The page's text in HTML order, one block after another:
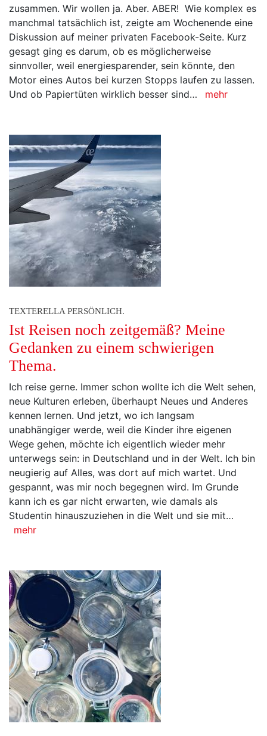
zusammen. Wir wollen ja. Aber. ABER! Wie komplex es
manchmal tatsächlich ist, zeigte am Wochenende eine
Diskussion auf meiner privaten Facebook-Seite. Kurz
gesagt ging es darum, ob es möglicherweise
sinnvoller, weil energiesparender, sein könnte, den
Motor eines Autos bei kurzen Stopps laufen zu lassen.
Und ob Papiertüten wirklich besser sind…
mehr
TEXTERELLA PERSÖNLICH.
Ist Reisen noch zeitgemäß? Meine
Gedanken zu einem schwierigen
Thema.
Ich reise gerne. Immer schon wollte ich die Welt sehen,
neue Kulturen erleben, überhaupt Neues und Anderes
kennen lernen. Und jetzt, wo ich langsam
unabhängiger werde, weil die Kinder ihre eigenen
Wege gehen, möchte ich eigentlich wieder mehr
unterwegs sein: in Deutschland und in der Welt. Ich bin
neugierig auf Alles, was dort auf mich wartet. Und
gespannt, was mir noch begegnen wird. Im Grunde
kann ich es gar nicht erwarten, wie damals als
Studentin hinauszuziehen in die Welt und sie mit…
mehr